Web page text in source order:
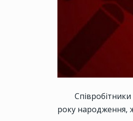
року народження,